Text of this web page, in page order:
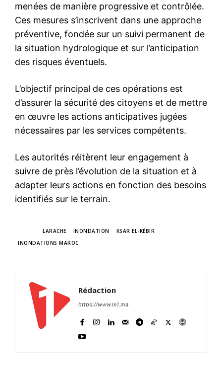
menées de manière progressive et contrôlée.
Ces mesures s’inscrivent dans une approche
préventive, fondée sur un suivi permanent de
la situation hydrologique et sur l’anticipation
des risques éventuels.
L’objectif principal de ces opérations est
d’assurer la sécurité des citoyens et de mettre
en œuvre les actions anticipatives jugées
nécessaires par les services compétents.
Les autorités réitèrent leur engagement à
suivre de près l’évolution de la situation et à
adapter leurs actions en fonction des besoins
identifiés sur le terrain.
LARACHE INONDATION
KSAR EL-KÉBIR
INONDATIONS MAROC
Rédaction
https://www.le1.ma